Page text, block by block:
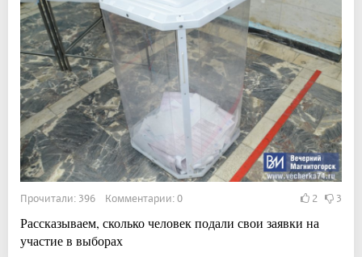
Прочитали: 396 Комментарии: 0 2 3
Рассказываем, сколько человек подали свои заявки на
участие в выборах